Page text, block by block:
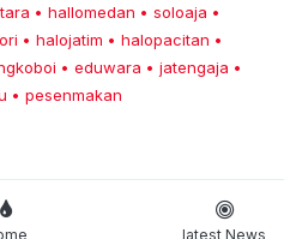
• hallomedan • soloaja •
• halojatim • halopacitan •
• eduwara • jatengaja •
• pesenmakan
latest News